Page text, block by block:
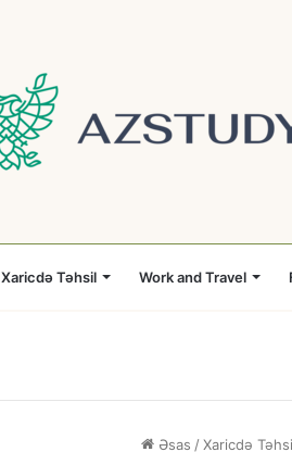
Xaricdə Təhsil Work and Travel
Əsas /Xaricdə